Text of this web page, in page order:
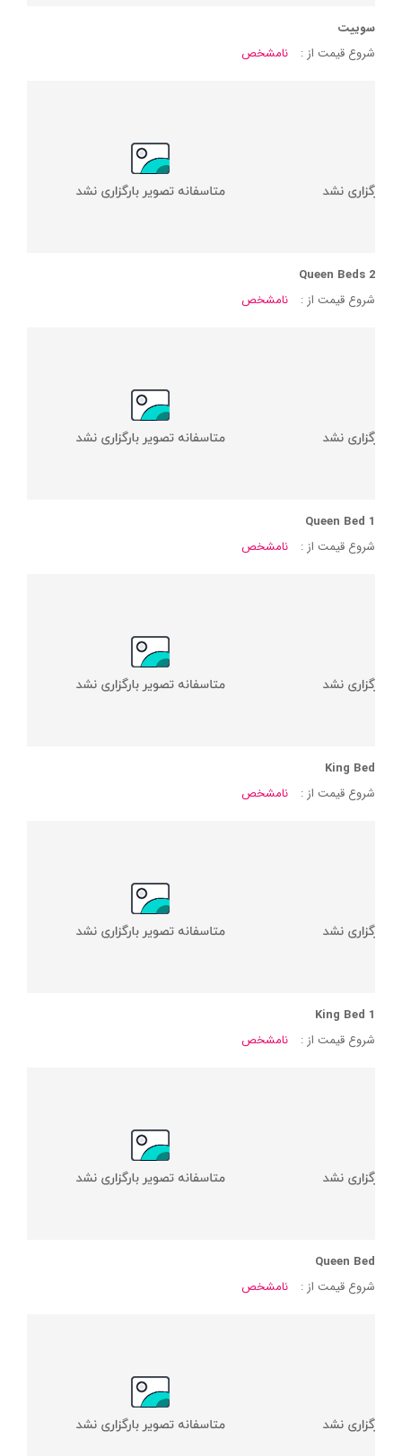
سوییت
شروع قیمت از :
نامشخص
2 Queen Beds
شروع قیمت از :
نامشخص
1 Queen Bed
شروع قیمت از :
نامشخص
King Bed
شروع قیمت از :
نامشخص
1 King Bed
شروع قیمت از :
نامشخص
Queen Bed
شروع قیمت از :
نامشخص